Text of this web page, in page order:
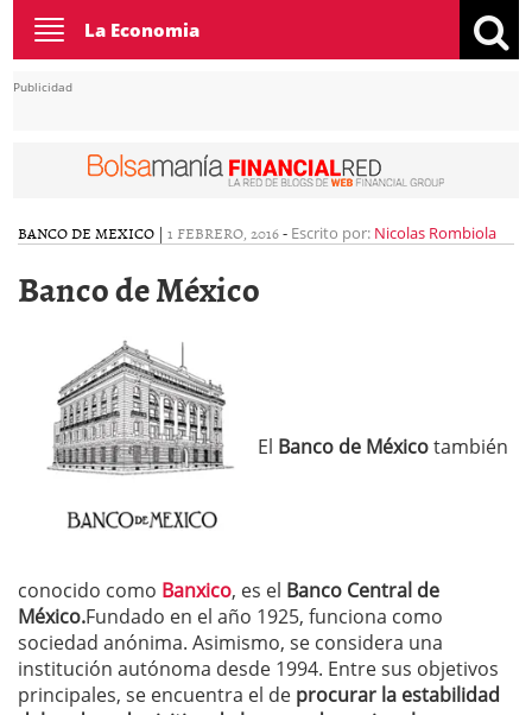
Toggle
navigation
La Economia
Publicidad
BANCO DE MEXICO | 1 FEBRERO, 2016- Escrito por: Nicolas Rombiola
Banco de México
El Banco de Méxicotambién
conocido como Banxico, es el Banco Central de
México.Fundado en el año 1925, funciona como
sociedad anónima. Asimismo, se considera una
institución autónoma desde 1994. Entre sus objetivos
principales, se encuentra el de procurar la estabilidad